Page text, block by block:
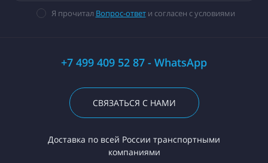
Я прочитал Вопрос-ответи согласен с условиями
+7 499 409 52 87 - WhatsApp
СВЯЗАТЬСЯ С НАМИ
Доставка по всей России транспортными
компаниями